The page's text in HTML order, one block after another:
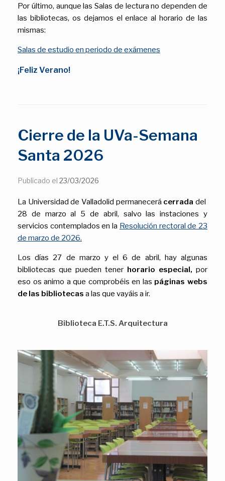
Por último, aunque las Salas de lectura no dependen de
las bibliotecas, os dejamos el enlace al horario de las
mismas:
Salas de estudio en periodo de exámenes
¡Feliz Verano!
Cierre de la UVa-Semana
Santa 2026
Publicado el 23/03/2026
La Universidad de Valladolid permanecerá cerrada del
28 de marzo al 5 de abril, salvo las instaciones y
servicios contemplados en la Resolución rectoral de 23
de marzo de 2026.
Los días 27 de marzo y el 6 de abril, hay algunas
bibliotecas que pueden tener horario especial, por
eso os animo a que comprobéis en las páginas webs
de las bibliotecas a las que vayáis a ir.
Biblioteca E.T.S. Arquitectura